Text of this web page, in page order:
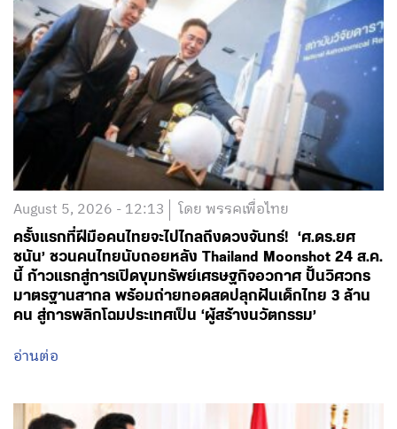
August 5, 2026 - 12:13 โดย พรรคเพื่อไทย
ครั้งแรกที่ฝีมือคนไทยจะไปไกลถึงดวงจันทร์! ‘ศ.ดร.ยศ
ชนัน’ ชวนคนไทยนับถอยหลัง Thailand Moonshot 24 ส.ค.
นี้ ก้าวแรกสู่การเปิดขุมทรัพย์เศรษฐกิจอวกาศ ปั้นวิศวกร
มาตรฐานสากล พร้อมถ่ายทอดสดปลุกฝันเด็กไทย 3 ล้าน
คน สู่การพลิกโฉมประเทศเป็น ‘ผู้สร้างนวัตกรรม’
อ่านต่อ